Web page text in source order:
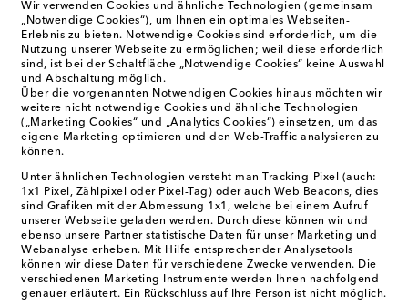
Wir verwenden Cookies und ähnliche Technologien (gemeinsam
„Notwendige Cookies“), um Ihnen ein optimales Webseiten-
Erlebnis zu bieten. Notwendige Cookies sind erforderlich, um die
Nutzung unserer Webseite zu ermöglichen; weil diese erforderlich
sind, ist bei der Schaltfläche „Notwendige Cookies“ keine Auswahl
und Abschaltung möglich.
Über die vorgenannten Notwendigen Cookies hinaus möchten wir
weitere nicht notwendige Cookies und ähnliche Technologien
(„Marketing Cookies“ und „Analytics Cookies“) einsetzen, um das
eigene Marketing optimieren und den Web-Traffic analysieren zu
können.
Unter ähnlichen Technologien versteht man Tracking-Pixel (auch:
1x1 Pixel, Zählpixel oder Pixel-Tag) oder auch Web Beacons, dies
sind Grafiken mit der Abmessung 1x1, welche bei einem Aufruf
unserer Webseite geladen werden. Durch diese können wir und
ebenso unsere Partner statistische Daten für unser Marketing und
Webanalyse erheben. Mit Hilfe entsprechender Analysetools
können wir diese Daten für verschiedene Zwecke verwenden. Die
verschiedenen Marketing Instrumente werden Ihnen nachfolgend
genauer erläutert. Ein Rückschluss auf Ihre Person ist nicht möglich.